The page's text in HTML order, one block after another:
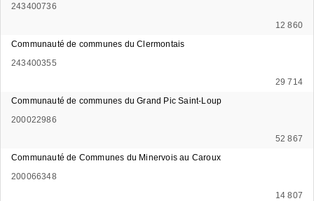
243400736
12 860
Communauté de communes du Clermontais
243400355
29 714
Communauté de communes du Grand Pic Saint-Loup
200022986
52 867
Communauté de Communes du Minervois au Caroux
200066348
14 807